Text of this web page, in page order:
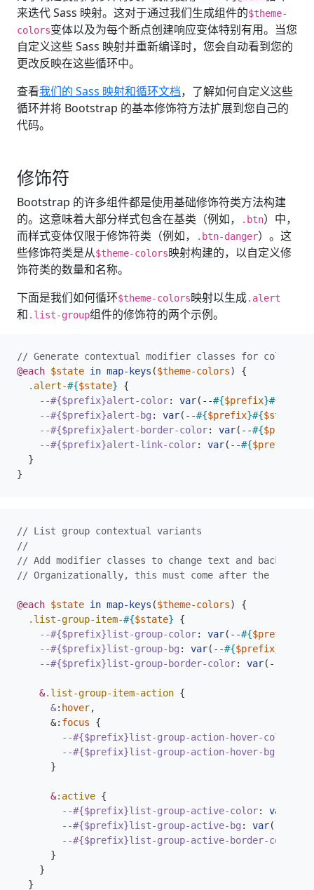
来迭代 Sass 映射。这对于通过我们生成组件的$theme-
colors变体以及为每个断点创建响应变体特别有用。当您
自定义这些 Sass 映射并重新编译时，您会自动看到您的
更改反映在这些循环中。
查看我们的 Sass 映射和循环文档，了解如何自定义这些
循环并将 Bootstrap 的基本修饰符方法扩展到您自己的
代码。
修饰符
Bootstrap 的许多组件都是使用基础修饰符类方法构建
的。这意味着大部分样式包含在基类（例如，
.btn）中，
而样式变体仅限于修饰符类（例如，
.btn-danger）。这
些修饰符类是从$theme-colors映射构建的，以自定义修
饰符类的数量和名称。
下面是我们如何循环$theme-colors映射以生成.alert
和 .list-group组件的修饰符的两个示例。
@each $state in map-keys ($theme-colors)
{
.alert-#{$state}
{
--#{$prefix}alert-color: var( --#{$prefix}#{
--#{$prefix}alert-bg : var( --#{$prefix}#{$state
--#{$prefix}alert-border-color: var( --#{$prefix
--#{$prefix}alert-link-color: var( --#{$prefix
}
}
@each $state in map-keys ($theme-colors)
{
.list-group-item-#{$state}
{
--#{$prefix}list-group-color: var( --#{$prefix
--#{$prefix}list-group-bg : var( --#{$prefix}#{
--#{$prefix}list-group-border-color: var( --
&.list-group-item-action {
&: hover,
&: focus
{
--#{$prefix}list-group-action-hover-color
--#{$prefix}list-group-action-hover-bg
}
&:active {
--#{$prefix}list-group-active-color: var
--#{$prefix}list-group-active-bg : var(
--#{$prefix}list-group-active-border-color
}
}
}